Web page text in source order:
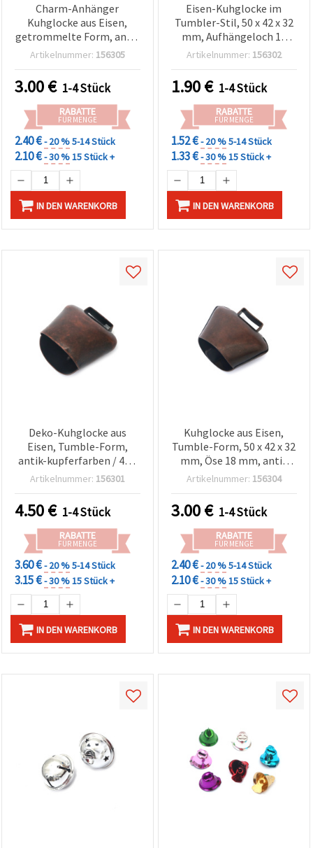
Charm-Anhänger
Kuhglocke aus Eisen,
getrommelte Form, antik
bronzefarben, 50 x 42 x 32
Artikelnummer: 156305
3.00€ 1-4 Stück
RABATTE
FÜR MENGE
2.40 €- 20 %5-14 Stück
2.10 €- 30 %15 Stück +
IN DEN WARENKORB
Eisen-Kuhglocke im
Tumbler-Stil, 50 x 42 x 32
mm, Aufhängeloch 18
mm, silberfarben – für
Artikelnummer: 156302
1.90€ 1-4 Stück
RABATTE
FÜR MENGE
1.52 €- 20 %5-14 Stück
1.33 €- 30 %15 Stück +
IN DEN WARENKORB
Deko-Kuhglocke aus
Eisen, Tumble-Form,
antik-kupferfarben / 47 x
48 x 34 mm, Loch: 22 mm
Artikelnummer: 156301
4.50€ 1-4 Stück
RABATTE
FÜR MENGE
3.60 €- 20 %5-14 Stück
3.15 €- 30 %15 Stück +
IN DEN WARENKORB
Kuhglocke aus Eisen,
Tumble-Form, 50 x 42 x 32
mm, Öse 18 mm, antik
kupferfarben – für
Artikelnummer: 156304
3.00€ 1-4 Stück
RABATTE
FÜR MENGE
2.40 €- 20 %5-14 Stück
2.10 €- 30 %15 Stück +
IN DEN WARENKORB